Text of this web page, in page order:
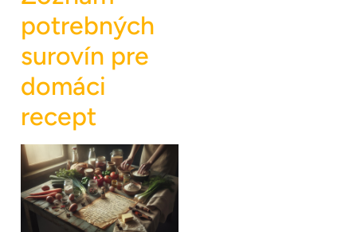
potrebných
surovín pre
domáci
recept